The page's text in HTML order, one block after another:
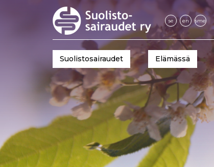
se en sme
Suolistosairaudet Elämässä